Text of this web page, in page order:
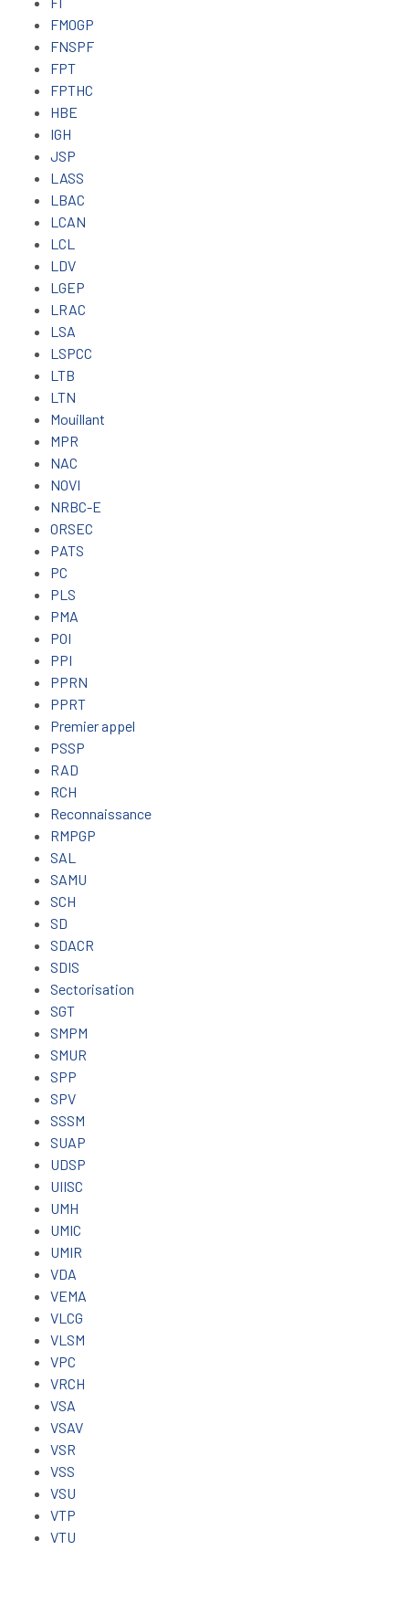
FMOGP
FNSPF
FPT
FPTHC
HBE
IGH
JSP
LASS
LBAC
LCAN
LCL
LDV
LGEP
LRAC
LSA
LSPCC
LTB
LTN
Mouillant
MPR
NAC
NOVI
NRBC-E
ORSEC
PATS
PC
PLS
PMA
POI
PPI
PPRN
PPRT
Premier appel
PSSP
RAD
RCH
Reconnaissance
RMPGP
SAL
SAMU
SCH
SD
SDACR
SDIS
Sectorisation
SGT
SMPM
SMUR
SPP
SPV
SSSM
SUAP
UDSP
UIISC
UMH
UMIC
UMIR
VDA
VEMA
VLCG
VLSM
VPC
VRCH
VSA
VSAV
VSR
VSS
VSU
VTP
VTU